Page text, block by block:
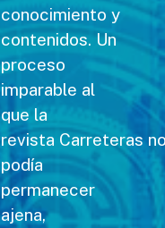
conocimiento y
contenidos. Un
proceso
imparable al
que la
revista Carreteras no
podía
permanecer
ajena,